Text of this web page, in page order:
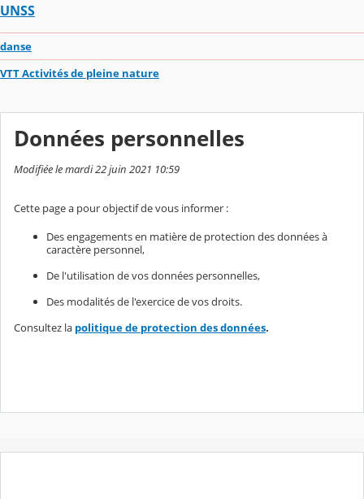
UNSS
danse
VTT Activités de pleine nature
Données personnelles
Modifiée le mardi 22 juin 2021 10:59
Cette page a pour objectif de vous informer :
Des engagements en matière de protection des données à
caractère personnel,
De l'utilisation de vos données personnelles,
Des modalités de l'exercice de vos droits.
Consultez la politique de protection des données.